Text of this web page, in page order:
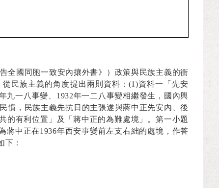
全國同胞一致安內攘外書》）政策與民族主義的衝
民族主義的角度提出兩則資料： (1)資料一「先安
九一八事變、 1932年一二八事變相繼發生，國內輿
憤，民族主義先抗日的主張遂與蔣中正先安內、後
的有利位置」及「蔣中正的為難處境」。第一小題
蔣中正在1936年西安事變前左支右絀的處境，作答
：